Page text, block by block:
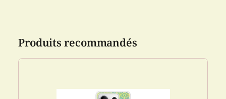
Produits recommandés